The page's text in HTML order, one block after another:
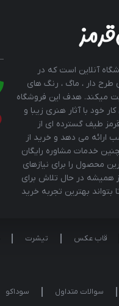
آنلاین است که در
طرح دار ، ماگ ، رنگ های
میکند. هدف این فروشگاه
خود با آثار هنری زیبا و
طیف گسترده ای از
ارائه می دهد و خرید از
خدمات مشاوره رایگان
محصول را برای نیازهای
همیشه در حال تلاش برای
بهترین تجربه خرید
قاب عکس تیشرت
سوالات متداول سوداکو